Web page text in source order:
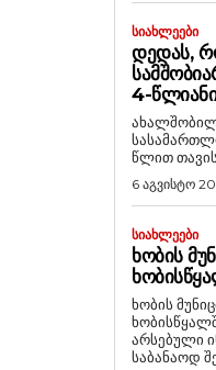
ᲡᲘᲐᲮᲚᲔᲔᲑᲘ
ᲓᲔᲓᲐᲡ,
4-ᲬᲚᲘᲐᲜᲘ
წლით
6 აგვისტო
ᲡᲘᲐᲮᲚᲔᲔᲑᲘ
ᲮᲝᲑᲘᲡ
ხობის
არსებული
საბანაოდ